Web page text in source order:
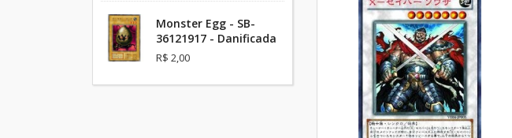
Monster Egg - SB-
36121917 - Danificada
R$ 2,00